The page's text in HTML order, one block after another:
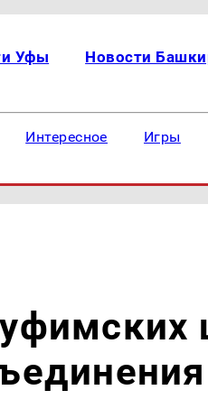
Уфы Новости
Интересное Игры